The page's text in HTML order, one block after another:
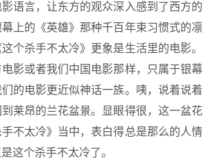
语言，让东方的观众深入感到了西方的
上的《英雄》那种千百年束习惯式的凛
个杀手不太冷》更象是生活里的电影。
影或者我们中国电影那样，只属于银幕
的电影更近似神话一族。咦，说着说着
莱昂的兰花盆景。显眼得很，这一盆花
不太冷》当中，表白得总是那么的人情
这个杀手不太冷了。